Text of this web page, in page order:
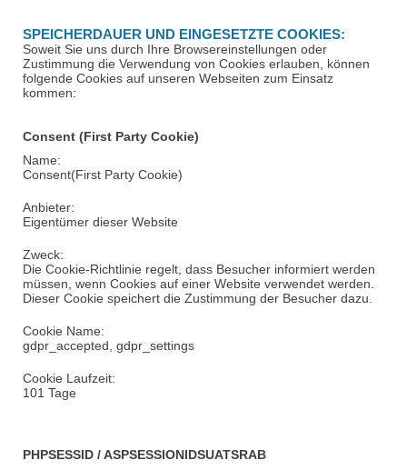
SPEICHERDAUER UND EINGESETZTE COOKIES:
Soweit Sie uns durch Ihre Browsereinstellungen oder
Zustimmung die Verwendung von Cookies erlauben, können
folgende Cookies auf unseren Webseiten zum Einsatz
kommen:
Consent (First Party Cookie)
Name:
Consent(First Party Cookie)
Anbieter:
Eigentümer dieser Website
Zweck:
Die Cookie-Richtlinie regelt, dass Besucher informiert werden
müssen, wenn Cookies auf einer Website verwendet werden.
Dieser Cookie speichert die Zustimmung der Besucher dazu.
Cookie Name:
gdpr_accepted, gdpr_settings
Cookie Laufzeit:
101 Tage
PHPSESSID / ASPSESSIONIDSUATSRAB